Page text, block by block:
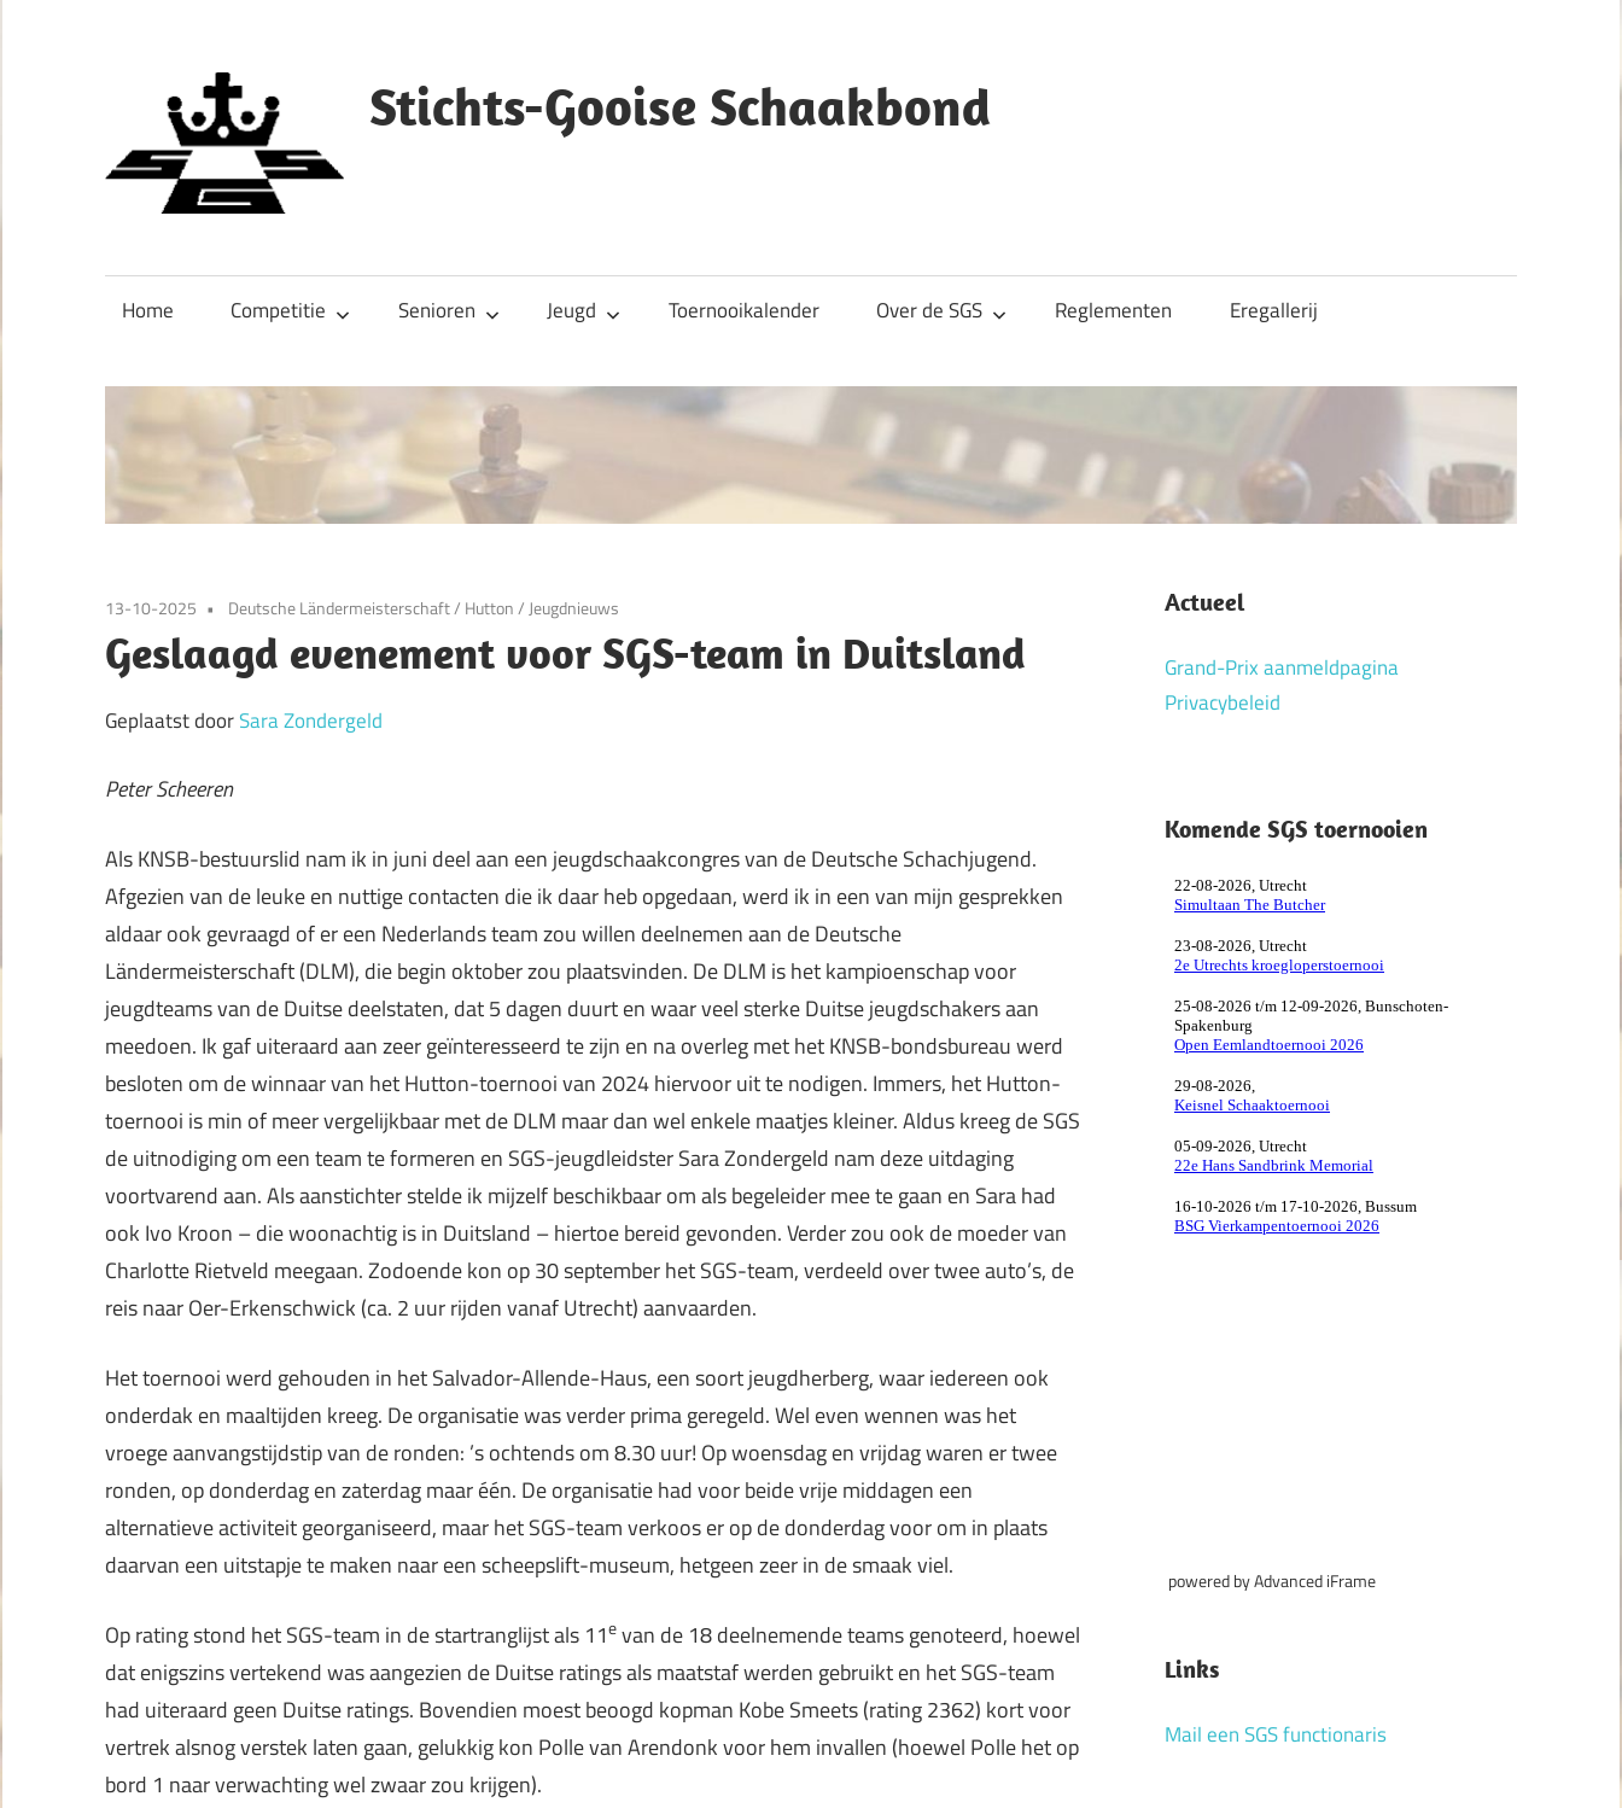
Stichts-Gooise Schaakbond
Home Competitie Senioren Jeugd Toernooikalender Over de SGS Reglementen Eregallerij
13-10-2025 Deutsche Ländermeisterschaft/ Hutton/ Jeugdnieuws
Geslaagd evenement voor SGS-team in Duitsland
Geplaatst doorSara Zondergeld
Peter Scheeren
Als KNSB-bestuurslid nam ik in juni deel aan een jeugdschaakcongres van de Deutsche Schachjugend.
Afgezien van de leuke en nuttige contacten die ik daar heb opgedaan, werd ik in een van mijn gesprekken
aldaar ook gevraagd of er een Nederlands team zou willen deelnemen aan de Deutsche
Ländermeisterschaft (DLM), die begin oktober zou plaatsvinden. De DLM is het kampioenschap voor
jeugdteams van de Duitse deelstaten, dat 5 dagen duurt en waar veel sterke Duitse jeugdschakers aan
meedoen. Ik gaf uiteraard aan zeer geïnteresseerd te zijn en na overleg met het KNSB-bondsbureau werd
besloten om de winnaar van het Hutton-toernooi van 2024 hiervoor uit te nodigen. Immers, het Hutton-
toernooi is min of meer vergelijkbaar met de DLM maar dan wel enkele maatjes kleiner. Aldus kreeg de SGS
de uitnodiging om een team te formeren en SGS-jeugdleidster Sara Zondergeld nam deze uitdaging
voortvarend aan. Als aanstichter stelde ik mijzelf beschikbaar om als begeleider mee te gaan en Sara had
ook Ivo Kroon – die woonachtig is in Duitsland – hiertoe bereid gevonden. Verder zou ook de moeder van
Charlotte Rietveld meegaan. Zodoende kon op 30 september het SGS-team, verdeeld over twee auto’s, de
reis naar Oer-Erkenschwick (ca. 2 uur rijden vanaf Utrecht) aanvaarden.
Het toernooi werd gehouden in het Salvador-Allende-Haus, een soort jeugdherberg, waar iedereen ook
onderdak en maaltijden kreeg. De organisatie was verder prima geregeld. Wel even wennen was het
vroege aanvangstijdstip van de ronden: ’s ochtends om 8.30 uur! Op woensdag en vrijdag waren er twee
ronden, op donderdag en zaterdag maar één. De organisatie had voor beide vrije middagen een
alternatieve activiteit georganiseerd, maar het SGS-team verkoos er op de donderdag voor om in plaats
daarvan een uitstapje te maken naar een scheepslift-museum, hetgeen zeer in de smaak viel.
Op rating stond het SGS-team in de startranglijst als 11e van de 18 deelnemende teams genoteerd, hoewel
dat enigszins vertekend was aangezien de Duitse ratings als maatstaf werden gebruikt en het SGS-team
had uiteraard geen Duitse ratings. Bovendien moest beoogd kopman Kobe Smeets (rating 2362) kort voor
vertrek alsnog verstek laten gaan, gelukkig kon Polle van Arendonk voor hem invallen (hoewel Polle het op
bord 1 naar verwachting wel zwaar zou krijgen).
Actueel
Grand-Prix aanmeldpagina
Privacybeleid
Komende SGS toernooien
powered by Advanced iFrame
Links
Mail een SGS functionaris